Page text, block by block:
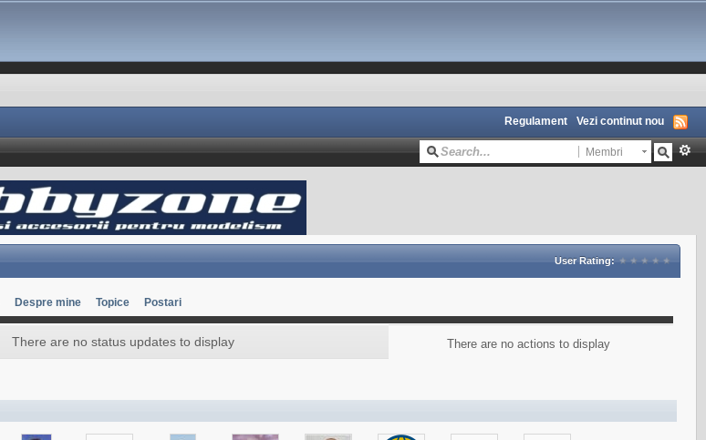
Regulament Vezi continut nou
Membri
User Rating:
Despre mine Topice Postari
There are no status updates to display There are no actions to display